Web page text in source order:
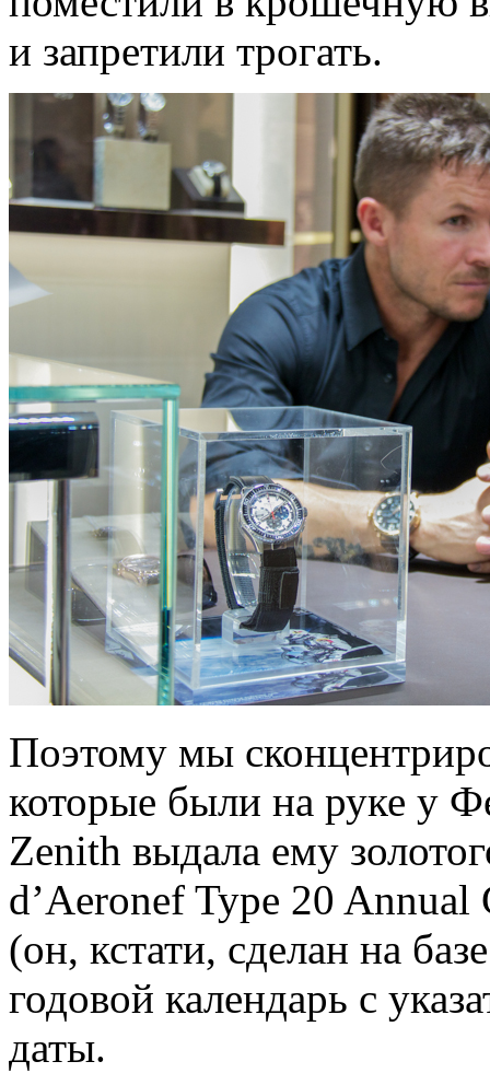
и запретили трогать.
Поэтому мы
которые были на руке у
Zenith выдала ему
d’Aeronef Type 20
(он, кстати, сделан на
годовой календарь с
даты.